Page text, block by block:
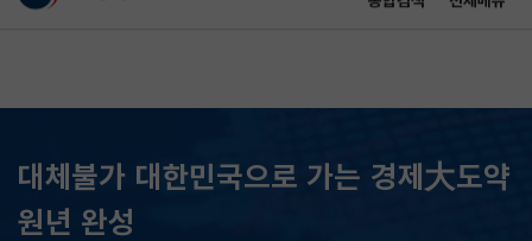
대체불가 대한민국으로 가는 경제大도약
원년 완성
KOSPI 6258.77 37.61(하락)
KOSDAQ